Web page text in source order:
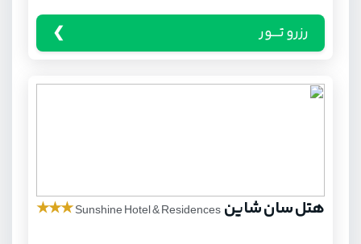
205,000,000
رزرو تـــور
رزرو تـــور
هتل سان شاین Sunshine Hotel & Residences
★
★
★